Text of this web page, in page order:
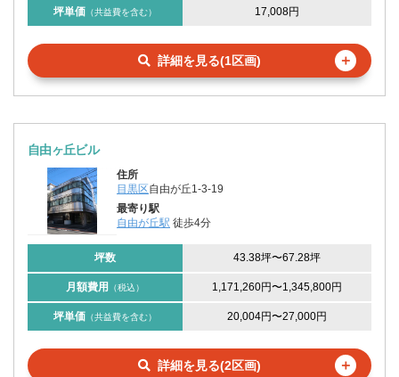
坪単価 （共益費を含む） 17,008円
詳細を見る(1区画) ＋
自由ヶ丘ビル
住所
目黒区自由が丘1-3-19
最寄り駅
自由が丘駅 徒歩4分
坪数 43.38坪〜67.28坪
月額費用 （税込） 1,171,260円〜1,345,800円
坪単価 （共益費を含む） 20,004円〜27,000円
詳細を見る(2区画) ＋